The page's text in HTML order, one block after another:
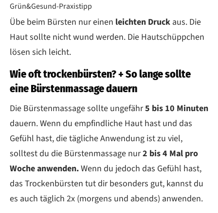
Grün&Gesund-Praxistipp
Übe beim Bürsten nur einen leichten Druck aus. Die
Haut sollte nicht wund werden. Die Hautschüppchen
lösen sich leicht.
Wie oft trockenbürsten? + So lange sollte
eine Bürstenmassage dauern
Die Bürstenmassage sollte ungefähr5 bis 10 Minuten
dauern. Wenn du empfindliche Haut hast und das
Gefühl hast, die tägliche Anwendung ist zu viel,
solltest du die Bürstenmassage nur2 bis 4 Mal pro
Woche anwenden.Wenn du jedoch das Gefühl hast,
das Trockenbürsten tut dir besonders gut, kannst du
es auch täglich 2x (morgens und abends) anwenden.